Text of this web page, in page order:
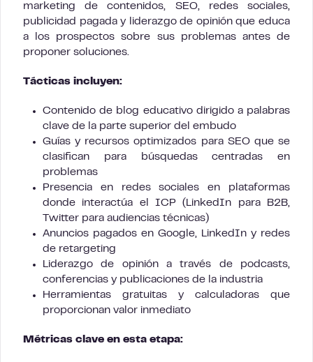
marketing de contenidos, SEO, redes sociales,
publicidad pagada y liderazgo de opinión que educa
a los prospectos sobre sus problemas antes de
proponer soluciones.
Tácticas incluyen:
Contenido de blog educativo dirigido a palabras
clave de la parte superior del embudo
Guías y recursos optimizados para SEO que se
clasifican para búsquedas centradas en
problemas
Presencia en redes sociales en plataformas
donde interactúa el ICP (LinkedIn para B2B,
Twitter para audiencias técnicas)
Anuncios pagados en Google, LinkedIn y redes
de retargeting
Liderazgo de opinión a través de podcasts,
conferencias y publicaciones de la industria
Herramientas gratuitas y calculadoras que
proporcionan valor inmediato
Métricas clave en esta etapa: